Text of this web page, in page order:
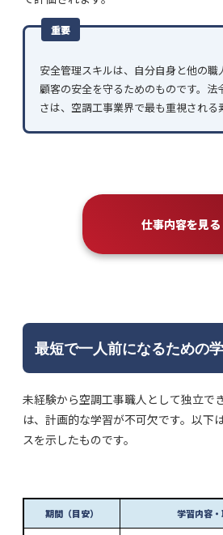
重要
安全管理スキルは、自分自身と他の職
顧客の安全を守るためのものです。法
さは、空調工事業界で最も重視される
仕事内容を見る
最短で一人前になるための
未経験から空調工事職人として独立で
は、計画的な学習が不可欠です。以下
スを示したものです。
期間（目安） 学習内容